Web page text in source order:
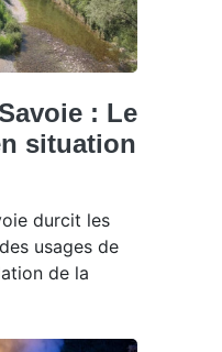
: Le
situation
durcit les
usages de
de la